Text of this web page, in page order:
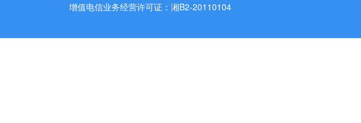
增值电信业务经营许可证：湘B2-20110104